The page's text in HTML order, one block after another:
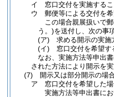
イ
窓口交付を実施する
ウ
郵便等による交付を
この場合親展扱いで
う。)を送付し、次の事
(ア)
求める開示の実施
(イ)
窓口交付を希望
なお、実施方法等申出
された方法により開示を
(7)
開示又は部分開示の場
ア
窓口交付を希望した
実施方法等申出書に